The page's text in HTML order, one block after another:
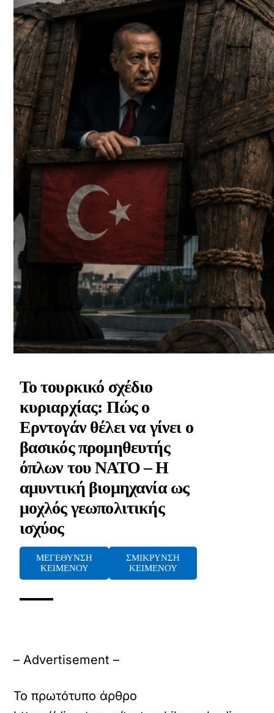
Το τουρκικό σχέδιο
κυριαρχίας: Πώς ο
Ερντογάν θέλει να γίνει ο
βασικός προμηθευτής
όπλων του ΝΑΤΟ – Η
αμυντική βιομηχανία ως
μοχλός γεωπολιτικής
ισχύος
ΜΕΓΕΘΥΝΣΗ
ΚΕΙΜΕΝΟΥ
ΣΜΙΚΡΥΝΣΗ
ΚΕΙΜΕΝΟΥ
– Advertisement –
Το πρωτότυπο άρθρο